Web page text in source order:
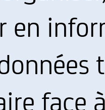
en
face